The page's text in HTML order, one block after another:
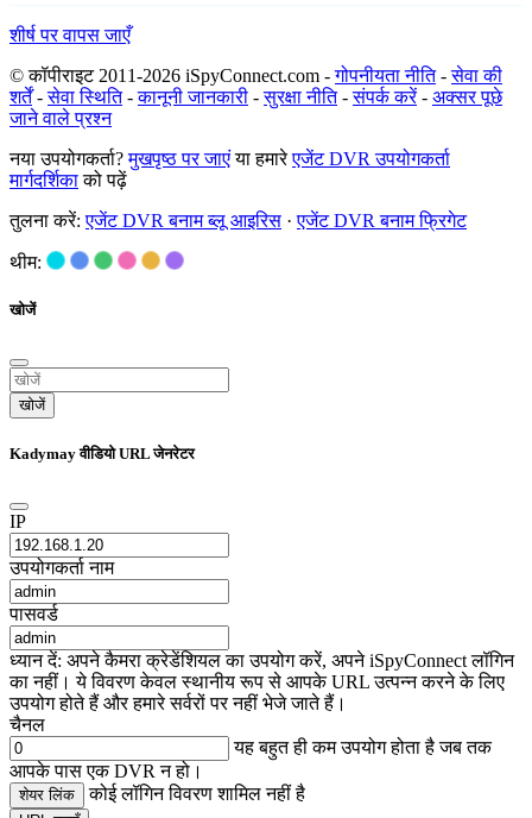
शीर्ष पर वापस जाएँ
© कॉपीराइट 2011-2026 iSpyConnect.com -गोपनीयता नीति-सेवा की
शर्तें-सेवा स्थिति-कानूनी जानकारी -सुरक्षा नीति-संपर्क करें- अक्सर पूछे
जाने वाले प्रश्न
नया उपयोगकर्ता?मुखपृष्ठ पर जाएंया हमारेएजेंट DVR उपयोगकर्ता
मार्गदर्शिकाको पढ़ें
तुलना करें:एजेंट DVR बनाम ब्लू आइरिस ·एजेंट DVR बनाम फ्रिगेट
थीम:
खोजें
खोजें
Kadymay वीडियो URL जेनरेटर
IP
उपयोगकर्ता नाम
पासवर्ड
ध्यान दें: अपने कैमरा क्रेडेंशियल का उपयोग करें, अपने iSpyConnect लॉगिन
का नहीं। ये विवरण केवल स्थानीय रूप से आपके URL उत्पन्न करने के लिए
उपयोग होते हैं और हमारे सर्वरों पर नहीं भेजे जाते हैं।
चैनल
यह बहुत ही कम उपयोग होता है जब तक
आपके पास एक DVR न हो।
शेयर लिंक कोई लॉगिन विवरण शामिल नहीं है